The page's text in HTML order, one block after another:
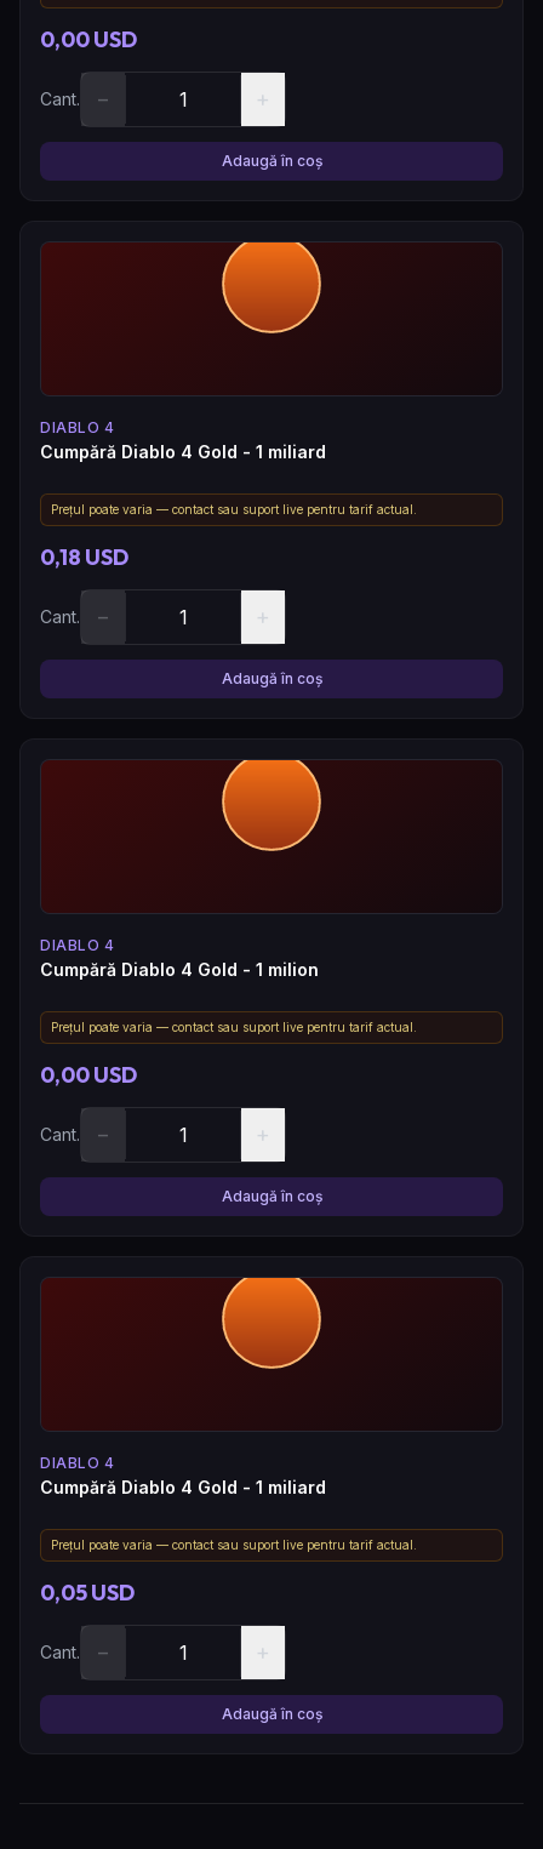
0,00 USD
Cant. − +
Adaugă în coș
DIABLO 4
Cumpără Diablo 4 Gold - 1 miliard
Prețul poate varia — contact sau suport live pentru tarif actual.
0,18 USD
Cant. − +
Adaugă în coș
DIABLO 4
Cumpără Diablo 4 Gold - 1 milion
Prețul poate varia — contact sau suport live pentru tarif actual.
0,00 USD
Cant. − +
Adaugă în coș
DIABLO 4
Cumpără Diablo 4 Gold - 1 miliard
Prețul poate varia — contact sau suport live pentru tarif actual.
0,05 USD
Cant. − +
Adaugă în coș